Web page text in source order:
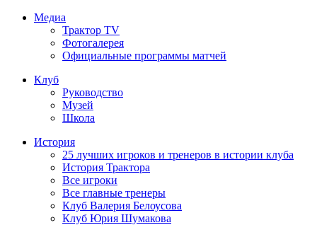
Медиа
Трактор TV
Фотогалерея
Официальные программы матчей
Клуб
Руководство
Музей
Школа
История
25 лучших игроков и тренеров в истории клуба
История Трактора
Все игроки
Все главные тренеры
Клуб Валерия Белоусова
Клуб Юрия Шумакова